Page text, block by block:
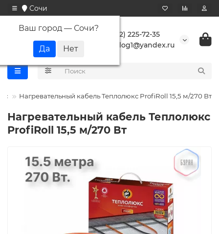
Сочи
Ваш город — Сочи?
+7 (862) 225-72-35
buranlog1@yandex.ru
Нагревательный кабель Теплолюкс ProfiRoll 15,5 м/270 Вт
Нагревательный кабель Теплолюкс
ProfiRoll 15,5 м/270 Вт